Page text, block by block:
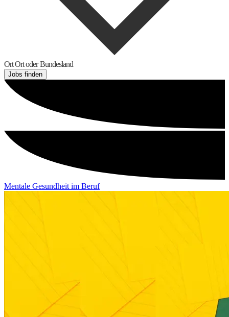
OrtOrt oder Bundesland
Jobs finden
Mentale Gesundheit im Beruf